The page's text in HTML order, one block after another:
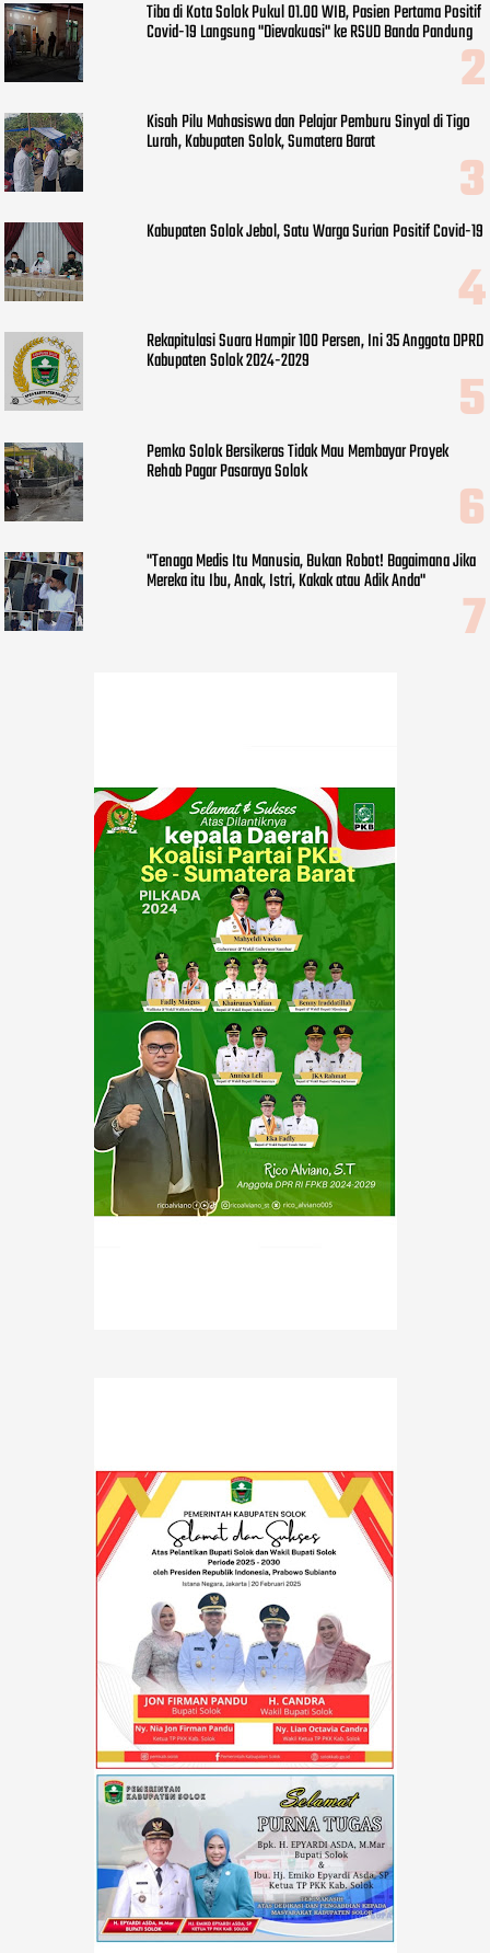
Tiba di Kota Solok Pukul 01.00 WIB, Pasien Pertama Positif
Covid-19 Langsung "Dievakuasi" ke RSUD Banda Pandung
Kisah Pilu Mahasiswa dan Pelajar Pemburu Sinyal di Tigo
Lurah, Kabupaten Solok, Sumatera Barat
Kabupaten Solok Jebol, Satu Warga Surian Positif Covid-19
Rekapitulasi Suara Hampir 100 Persen, Ini 35 Anggota DPRD
Kabupaten Solok 2024-2029
Pemko Solok Bersikeras Tidak Mau Membayar Proyek
Rehab Pagar Pasaraya Solok
"Tenaga Medis Itu Manusia, Bukan Robot! Bagaimana Jika
Mereka itu Ibu, Anak, Istri, Kakak atau Adik Anda"